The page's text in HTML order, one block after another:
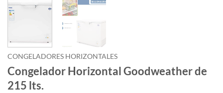
CONGELADORES HORIZONTALES
Congelador Horizontal Goodweather de
215 lts.